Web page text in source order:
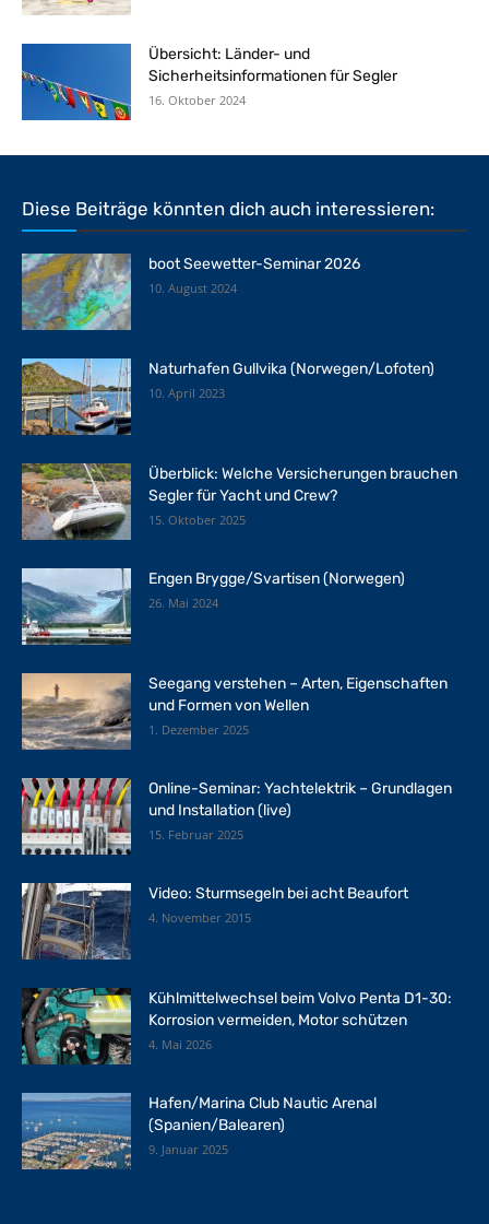
Übersicht: Länder- und
Sicherheitsinformationen für Segler
16. Oktober 2024
Diese Beiträge könnten dich auch interessieren:
boot Seewetter-Seminar 2026
10. August 2024
Naturhafen Gullvika (Norwegen/Lofoten)
10. April 2023
Überblick: Welche Versicherungen brauchen
Segler für Yacht und Crew?
15. Oktober 2025
Engen Brygge/Svartisen (Norwegen)
26. Mai 2024
Seegang verstehen – Arten, Eigenschaften
und Formen von Wellen
1. Dezember 2025
Online-Seminar: Yachtelektrik – Grundlagen
und Installation (live)
15. Februar 2025
Video: Sturmsegeln bei acht Beaufort
4. November 2015
Kühlmittelwechsel beim Volvo Penta D1-30:
Korrosion vermeiden, Motor schützen
4. Mai 2026
Hafen/Marina Club Nautic Arenal
(Spanien/Balearen)
9. Januar 2025